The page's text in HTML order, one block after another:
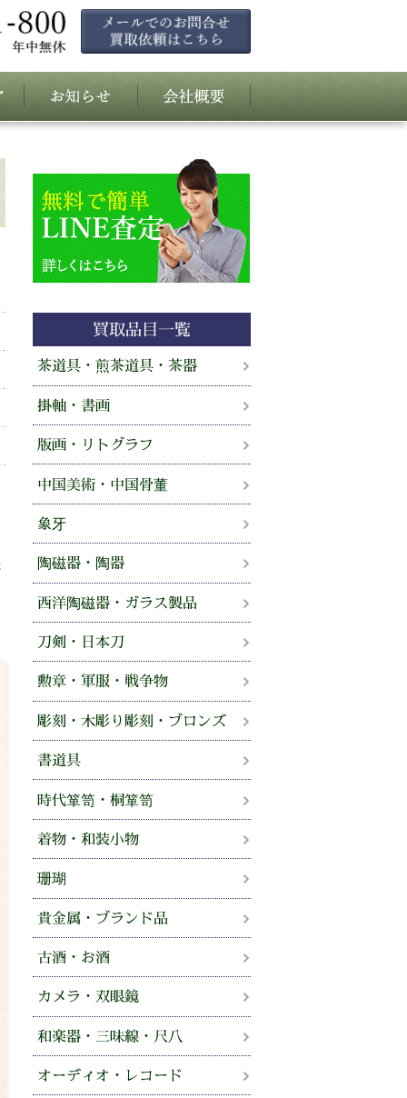
買取品目一覧
茶道具・煎茶道具・茶器
掛軸・書画
版画・リトグラフ
中国美術・中国骨董
象牙
陶磁器・陶器
西洋陶磁器・ガラス製品
刀剣・日本刀
勲章・軍服・戦争物
彫刻・木彫り彫刻・ブロンズ
書道具
時代箪笥・桐箪笥
着物・和装小物
珊瑚
貴金属・ブランド品
古酒・お酒
カメラ・双眼鏡
和楽器・三味線・尺八
オーディオ・レコード